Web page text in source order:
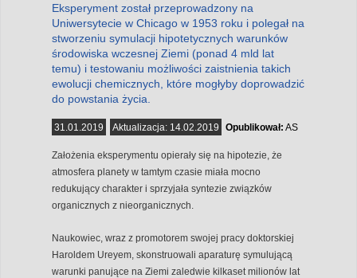
Eksperyment został przeprowadzony na
Uniwersytecie w Chicago w 1953 roku i polegał na
stworzeniu symulacji hipotetycznych warunków
środowiska wczesnej Ziemi (ponad 4 mld lat
temu) i testowaniu możliwości zaistnienia takich
ewolucji chemicznych, które mogłyby doprowadzić
do powstania życia.
31.01.2019 Aktualizacja: 14.02.2019 Opublikował: AS
Założenia eksperymentu opierały się na hipotezie, że
atmosfera planety w tamtym czasie miała mocno
redukujący charakter i sprzyjała syntezie związków
organicznych z nieorganicznych.
Naukowiec, wraz z promotorem swojej pracy doktorskiej
Haroldem Ureyem, skonstruowali aparaturę symulującą
warunki panujące na Ziemi zaledwie kilkaset milionów lat